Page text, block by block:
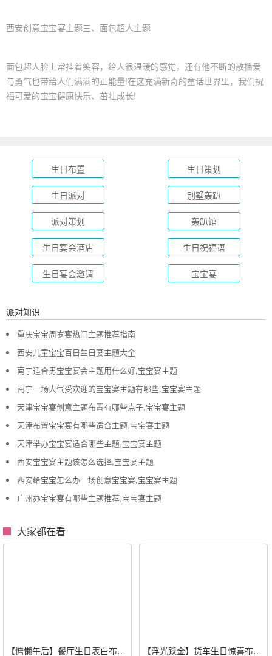
西安创意宝宝宴主题三、面包超人主题
面包超人脸上常挂着笑容，给人很温暖的感觉，还有他不断的散播爱
与勇气也带给人们满满的正能量!在这充满新奇的童话世界里，我们祝
福可爱的宝宝健康快乐、茁壮成长!
生日布置 生日策划
生日派对 别墅轰趴
派对策划 轰趴馆
生日宴会酒店 生日祝福语
生日宴会邀请 宝宝宴
派对知识
重庆宝宝周岁宴热门主题推荐指南
西安儿童宝宝百日生日宴主题大全
南宁适合男宝宝宴会主题用什么好,宝宝宴主题
南宁一场大气受欢迎的宝宝宴主题有哪些,宝宝宴主题
天津宝宝宴创意主题布置有哪些点子,宝宝宴主题
天津布置宝宝宴有哪些适合主题,宝宝宴主题
天津举办宝宝宴适合哪些主题,宝宝宴主题
西安宝宝宴主题该怎么选择,宝宝宴主题
西安给宝宝怎么办一场创意宝宝宴,宝宝宴主题
广州办宝宝宴有哪些主题推荐,宝宝宴主题
大家都在看
【慵懒午后】餐厅生日表白布置 【浮光跃金】货车生日惊喜布置